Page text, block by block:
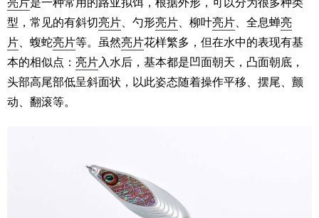
亮片是一种常用的路亚拟饵，根据外形，可以分为很多种类
型，常见的有斜切亮片 、勺形亮片 、柳叶亮片 、全息蝉亮
片 、蝮蛇亮片等。虽然亮片花样繁多，但在水中的表现有基
本的相似点： 亮片入水后，基本都是凹面朝天，凸面朝底，
头部高尾部低呈斜面状，以此姿态随着操作平移、摆尾、颤
动、翻滚等。